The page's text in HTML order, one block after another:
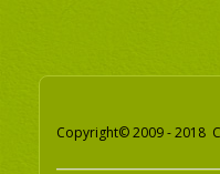
Copyright© 2009 - 2018